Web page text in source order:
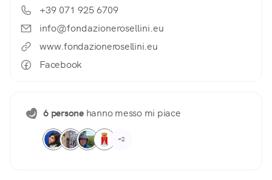
+39 071 925 6709
info@fondazionerosellini.eu
www.fondazionerosellini.eu
Facebook
6 personehanno messo mi piace
+2